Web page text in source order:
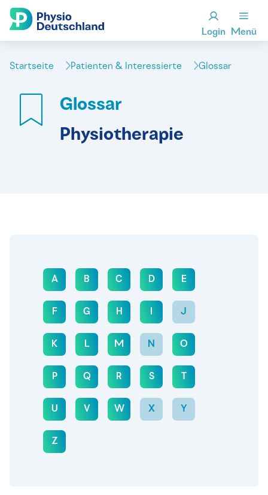
Login Menü
Startseite Patienten & Interessierte Glossar
Glossar
Physiotherapie
A B C D E
F G H J
K L M N O
P Q R S
U V W X Y
Z